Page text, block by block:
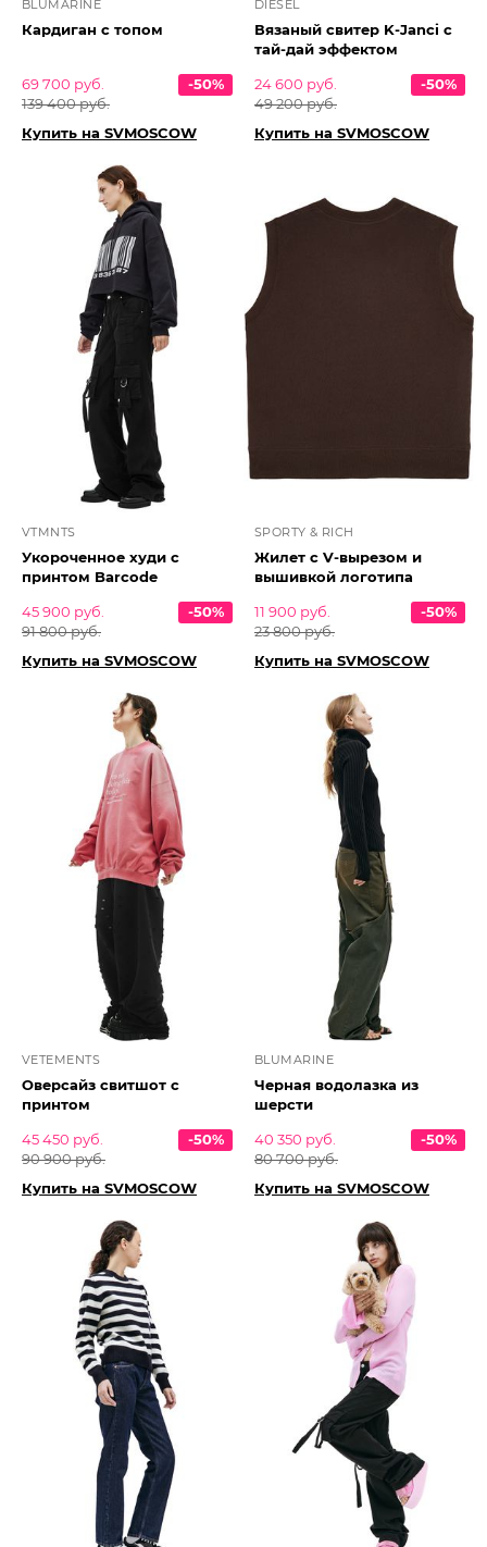
BLUMARINE
Кардиган с топом
69 700 руб.
139 400 руб.
-50%
Купить на SVMOSCOW
DIESEL
Вязаный свитер K-Janci с
тай-дай эффектом
24 600 руб.
49 200 руб.
-50%
Купить на SVMOSCOW
VTMNTS
Укороченное худи с
принтом Barcode
45 900 руб.
91 800 руб.
-50%
Купить на SVMOSCOW
SPORTY & RICH
Жилет с V-вырезом и
вышивкой логотипа
11 900 руб.
23 800 руб.
-50%
Купить на SVMOSCOW
VETEMENTS
Оверсайз свитшот с
принтом
45 450 руб.
90 900 руб.
-50%
Купить на SVMOSCOW
BLUMARINE
Черная водолазка из
шерсти
40 350 руб.
80 700 руб.
-50%
Купить на SVMOSCOW